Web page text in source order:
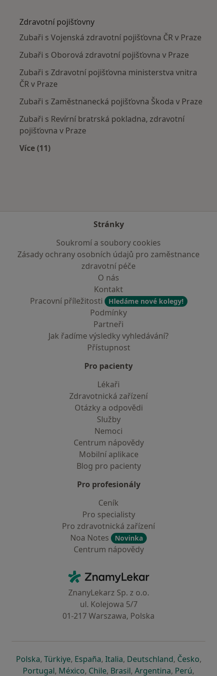
Zdravotní pojišťovny
Zubaři s Vojenská zdravotní pojišťovna ČR v Praze
Zubaři s Oborová zdravotní pojišťovna v Praze
Zubaři s Zdravotní pojišťovna ministerstva vnitra
ČR v Praze
Zubaři s Zaměstnanecká pojišťovna Škoda v Praze
Zubaři s Revírní bratrská pokladna, zdravotní
pojišťovna v Praze
Více (11)
Stránky
Soukromí a soubory cookies
Zásady ochrany osobních údajů pro zaměstnance
zdravotní péče
O nás
Kontakt
Pracovní příležitosti
Hledáme nové kolegy!
Podmínky
Partneři
Jak řadíme výsledky vyhledávání?
Přístupnost
Pro pacienty
Lékaři
Zdravotnická zařízení
Otázky a odpovědi
Služby
Nemoci
Centrum nápovědy
Mobilní aplikace
Blog pro pacienty
Pro profesionály
Ceník
Pro specialisty
Pro zdravotnická zařízení
Noa Notes
Novinka
Centrum nápovědy
ZnamyLekar - Hlavní stránka
ZnanyLekarz Sp. z o.o.
ul. Kolejowa 5/7
01-217 Warszawa, Polska
Polskase otevře v nové záložce
, Türkiyese otevře v nové záložce
, Españase otevře v nové záložce
, Italiase otevře v nové záložce
, Deutschlandse otevře v
, Českose
,
Portugalse otevře v nové záložce
, Méxicose otevře v nové záložce
, Chilese otevře v nové záložce
, Brasilse otevře v nové
, Argentinase otevře v
, Perúse
,